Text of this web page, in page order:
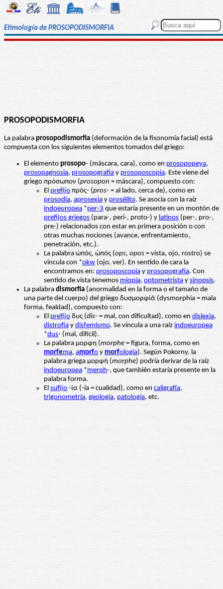
Etimología de PROSOPODISMORFIA
PROSOPODISMORFIA
La palabra prosopodismorfia (deformación de la fisonomía facial) está
compuesta con los siguientes elementos tomados del griego:
El elemento prosopo- (máscara, cara), como en prosopopeya,
prosopagnosia, prosopografía y prosoposcopia. Este viene del
griego πρόσωπον (prosopon = máscara), compuesto con:
El prefijo πρὸς- (pros- = al lado, cerca de), como en
prosodia, aprosexia y prosélito. Se asocia con la raíz
indoeuropea *per-3 que estaría presente en un montón de
prefijos griegos (para-, peri-, proto-) y latinos (per-, pro-,
pre-) relacionados con estar en primera posición o con
otras muchas nociones (avance, enfrentamiento,
penetración, etc.).
La palabra ὠπός, ὠπός (ops, opos = vista, ojo, rostro) se
vincula con *okw (ojo, ver). En sentido de cara la
encontramos en: prosoposcopia y prosopografía. Con
sentido de vista tenemos miopía, optometrista y sinopsis.
La palabra dismorfia (anormalidad en la forma o el tamaño de
una parte del cuerpo) del griego δυσμορφίᾱ (dysmorphia = mala
forma, fealdad), compuesto con:
El prefijo δυς (dis- = mal, con dificultad), como en dislexia,
distrofia y disfemismo. Se vincula a una raíz indoeuropea
*dus- (mal, difícil).
La palabra μορφη (morphe = figura, forma, como en
morfema, amorfo y morfología). Según Pokorny, la
palabra griega μορφή (morphe) podría derivar de la raíz
indoeuropea *merph-, que también estaría presente en la
palabra forma.
El sufijo -ία (-ía = cualidad), como en caligrafía,
trigonometría, geología, patología, etc.